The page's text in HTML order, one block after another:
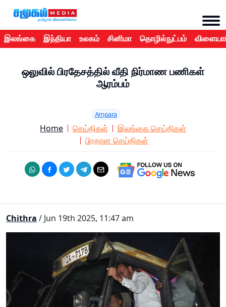
இலங்கை இந்தியா உலகம் சினிமா தொழில்நுட்பம்
ஒலுவில் பிரதேசத்தில் வீதி நிர்மாண பணிகள்
ஆரம்பம்
Ampara
Home செய்திகள்
இலங்கை செய்திகள்
பிரதான செய்திகள்
Chithra / Jun 19th 2025, 11:47 am